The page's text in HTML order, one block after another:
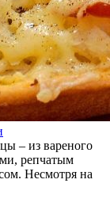
– из вареного
репчатым
Несмотря на